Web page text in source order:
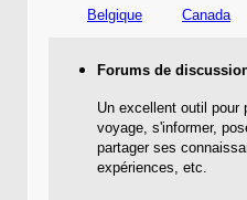
Belgique Canada
Forums de
Un excellent outil pour
voyage, s'informer,
partager ses
expériences, etc.